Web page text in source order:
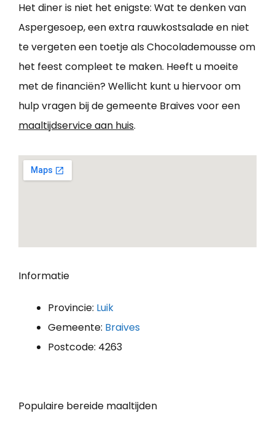
Het diner is niet het enigste: Wat te denken van
Aspergesoep, een extra rauwkostsalade en niet
te vergeten een toetje als Chocolademousse om
het feest compleet te maken. Heeft u moeite
met de financiën? Wellicht kunt u hiervoor om
hulp vragen bij de gemeente Braives voor een
maaltijdservice aan huis.
Informatie
Provincie: Luik
Gemeente: Braives
Postcode: 4263
Populaire bereide maaltijden